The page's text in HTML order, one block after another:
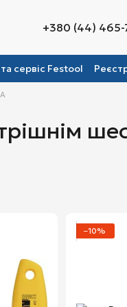
+380 (44) 465-
та сервіс Festool
−10%